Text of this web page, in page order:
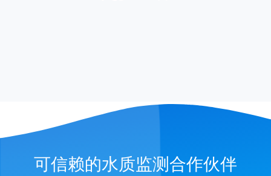
可信赖的水质监测合作伙伴